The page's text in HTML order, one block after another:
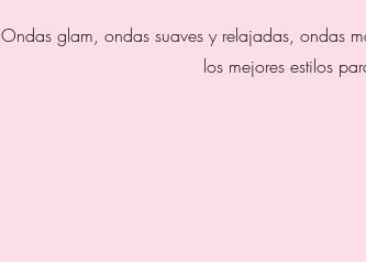
Ondas glam, ondas suaves y relajadas, ondas
los mejores estilos